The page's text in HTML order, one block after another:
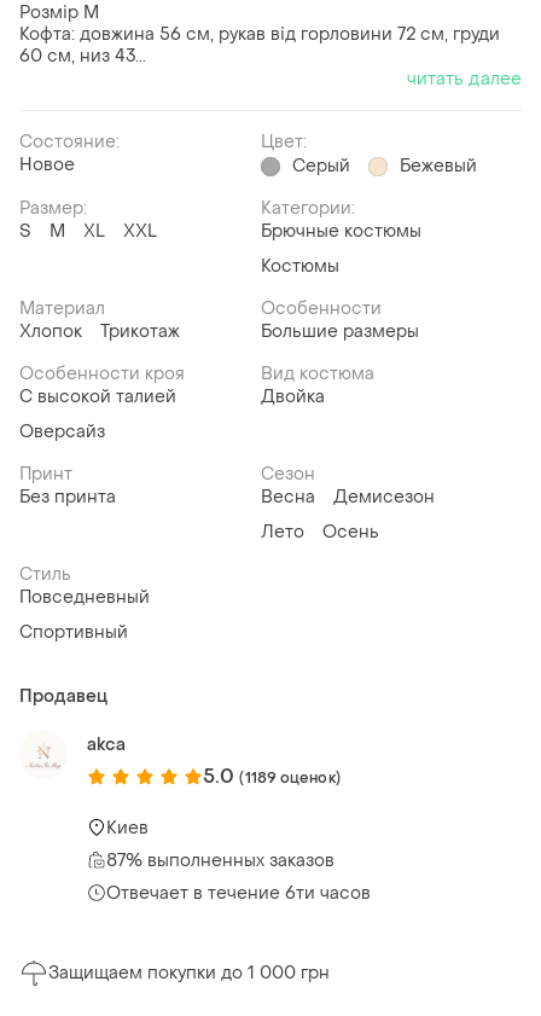
Розмір M
Кофта: довжина 56 см, рукав від горловини 72 см, груди
60 см, низ 43...
читать далее
Состояние:
Новое
Цвет:
Серый
Бежевый
Размер:
S
M XL XXL
Категории:
Брючные костюмы
Костюмы
Материал
Хлопок
Трикотаж
Особенности
Большие размеры
Особенности кроя
С высокой талией
Оверсайз
Вид костюма
Двойка
Принт
Без принта
Сезон
Весна
Демисезон
Лето
Осень
Стиль
Повседневный
Спортивный
Продавец
akca
5.0 (1189 оценок)
Киев
87% выполненных заказов
Отвечает в течение 6ти часов
Защищаем покупки до 1 000 грн